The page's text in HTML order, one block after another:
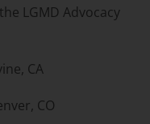
LGMD Advocacy
CA
CO